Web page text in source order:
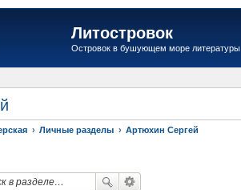
Литостровок
Островок в бушующем море литературы
Личные разделы Артюхин Сергей